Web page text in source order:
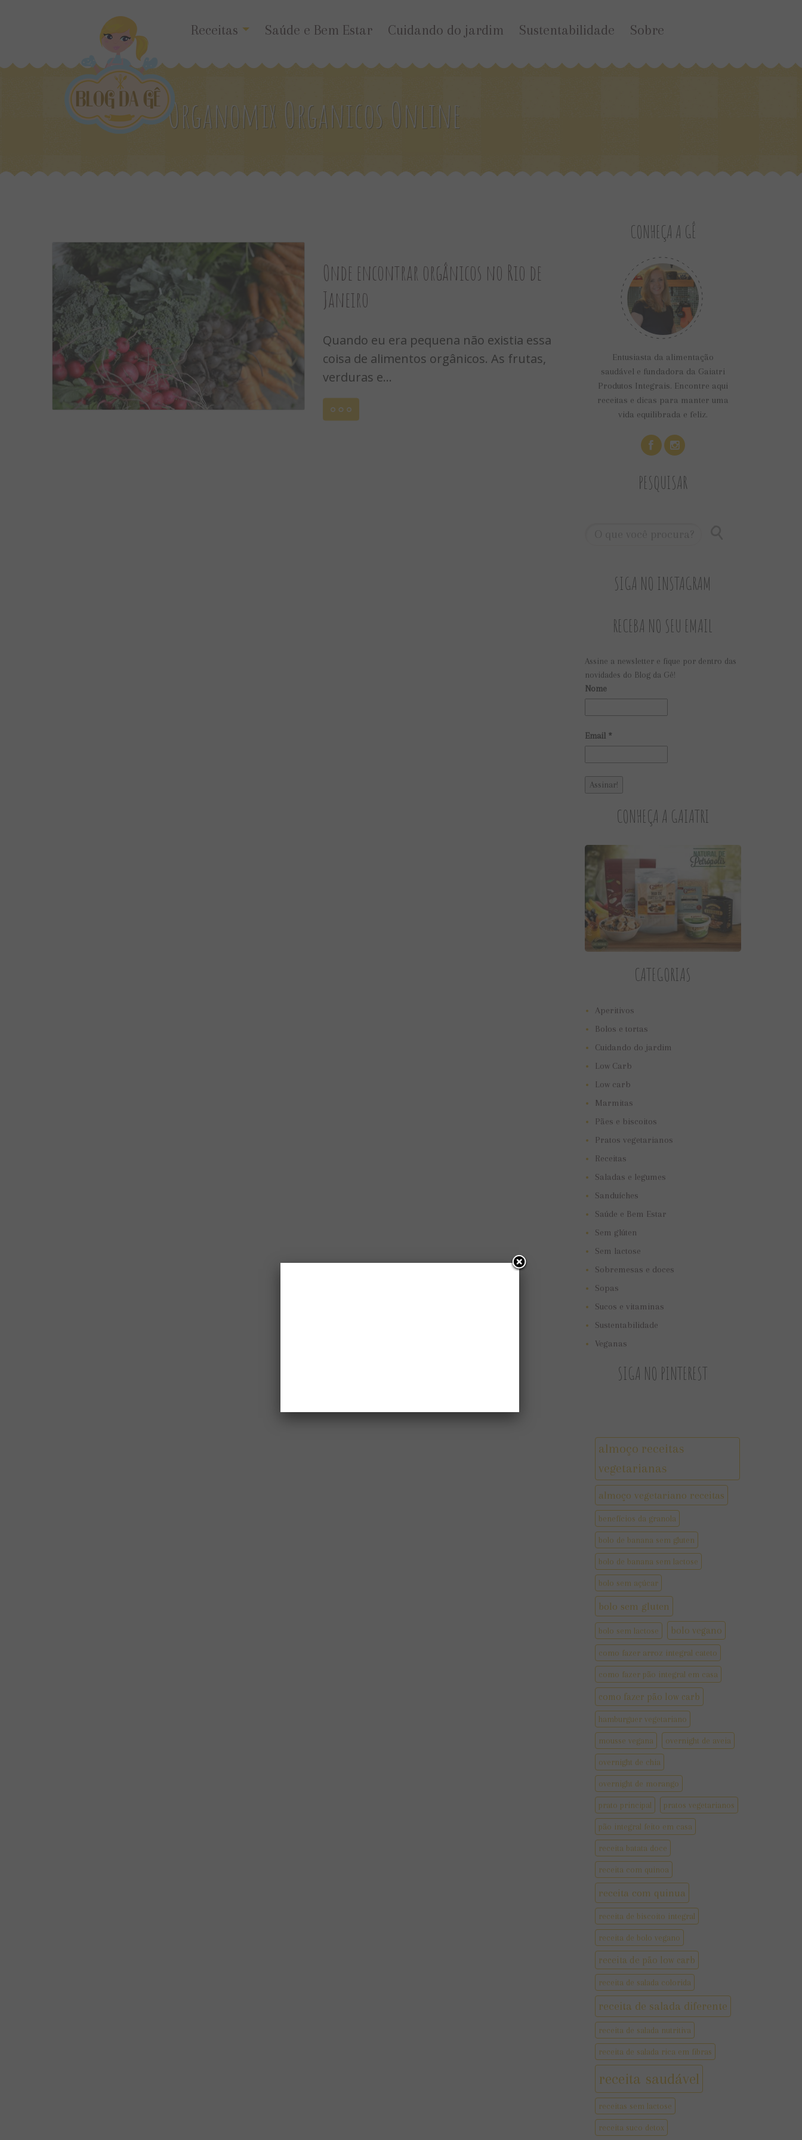
Receitas Saúde e Bem Estar Cuidando do jardim Sustentabilidade Sobre
Organomix Organicos Online
Onde encontrar orgânicos no Rio de
Janeiro
Quando eu era pequena não existia essa
coisa de alimentos orgânicos. As frutas,
verduras e...
Leia
CONHEÇA A GÊ
Entusiasta da alimentação
saudável e fundadora da Gaiatri
Produtos Integrais. Encontre aqui
receitas e dicas para manter uma
vida equilibrada e feliz.
PESQUISAR
SIGA NO INSTAGRAM
RECEBA NO SEU EMAIL
Assine a newsletter e fique por dentro das
novidades do Blog da Gê!
Nome
Email *
CONHEÇA A GAIATRI
CATEGORIAS
Aperitivos
Bolos e tortas
Cuidando do jardim
Low Carb
Low carb
Marmitas
Pães e biscoitos
Pratos vegetarianos
Receitas
Saladas e legumes
Sanduíches
Saúde e Bem Estar
Sem glúten
Sem lactose
Sobremesas e doces
Sopas
Sucos e vitaminas
Sustentabilidade
Veganas
SIGA NO PINTEREST
almoço receitas
vegetarianas
almoço vegetariano receitas
benefícios da granola
bolo de banana sem gluten
bolo de banana sem lactose
bolo sem açúcar
bolo sem gluten
bolo sem lactose bolo vegano
como fazer arroz integral cateto
como fazer pão integral em casa
como fazer pão low carb
hamburguer vegetariano
mousse vegana overnight de aveia
overnight de chia
overnight de morango
prato principal pratos vegetarianos
pão integral feito em casa
receita batata doce
receita com quinoa
receita com quinua
receita de biscoito integral
receita de bolo vegano
receita de pão low carb
receita de salada colorida
receita de salada diferente
receita de salada nutritiva
receita de salada rica em fibras
receita saudável
receitas sem lactose
receita suco detox